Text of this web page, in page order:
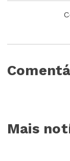
Mais